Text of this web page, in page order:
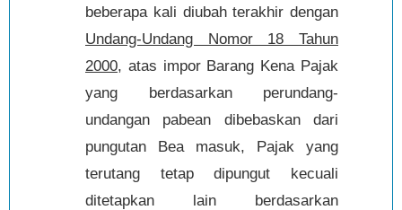
beberapa kali diubah terakhir dengan
Undang-Undang Nomor 18 Tahun
2000, atas impor Barang Kena Pajak
yang berdasarkan perundang-
undangan pabean dibebaskan dari
pungutan Bea masuk, Pajak yang
terutang tetap dipungut kecuali
ditetapkan lain berdasarkan